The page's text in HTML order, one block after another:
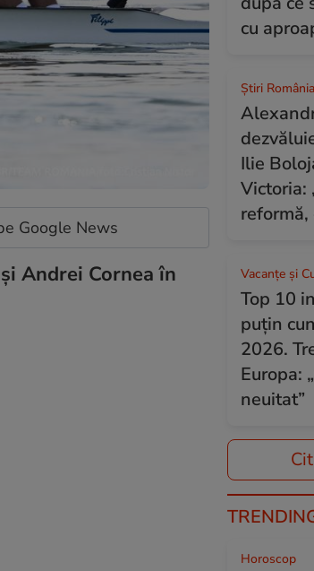
Google News
Andrei Cornea în
cu
Știri România
Ilie
Victoria:
reformă,
Vacanțe și
Top 10
puțin
2026.
Europa:
neuitat”
Horoscop